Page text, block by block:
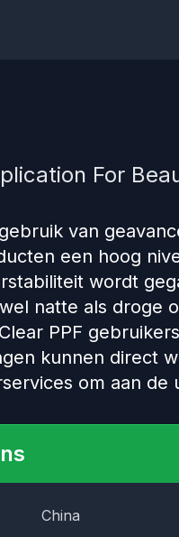
For
van
een hoog
wordt
natte als droge
PPF
kunnen direct
om aan
China